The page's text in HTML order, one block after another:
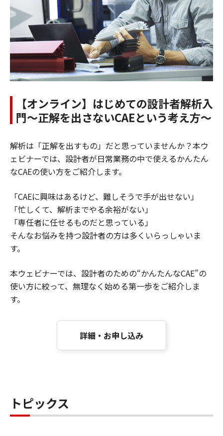
【オンライン】はじめての設計者解析入
門～正解を出さないCAEという考え方～
解析は「正解を出すもの」だと思っていませんか？本ウ
ェビナーでは、設計者が日常業務の中で使えるかんたん
なCAEの使い方をご紹介します。
「CAEに興味はあるけど、難しそうで手が出せない」
「忙しくて、解析までやる余裕がない」
「専任者に任せるものだと思っている」
そんなお悩みを持つ設計者の方は多くいらっしゃいま
す。
本ウェビナーでは、設計者のための“かんたんなCAE”の
使い方に絞って、無理なく始める第一歩をご紹介しま
す。
詳細・お申し込み
トピックス